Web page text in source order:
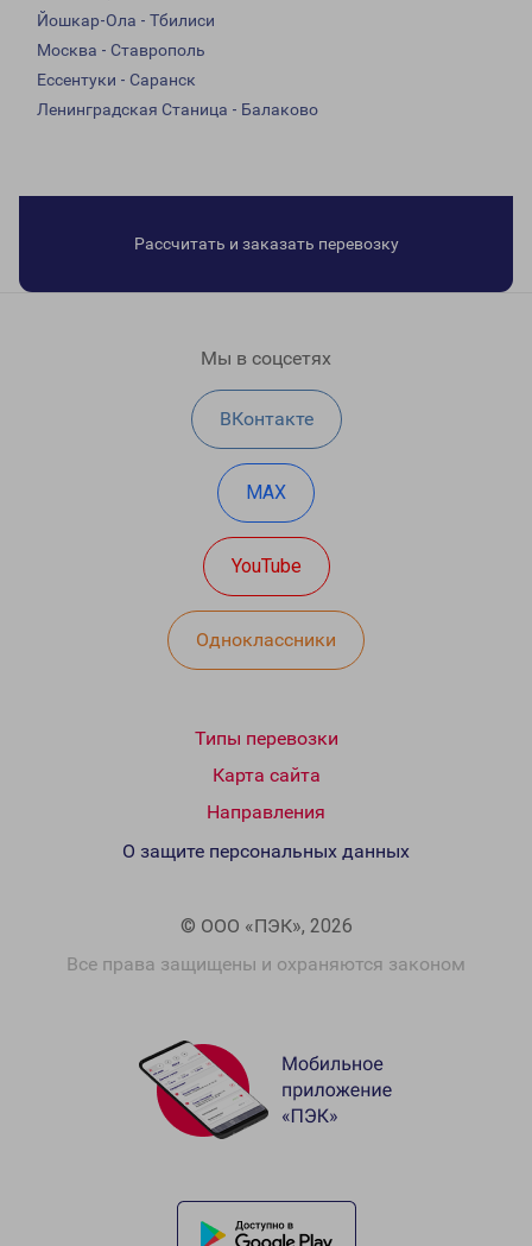
Йошкар-Ола - Тбилиси
Москва - Ставрополь
Ессентуки - Саранск
Ленинградская Станица - Балаково
Рассчитать и заказать перевозку
Мы в соцсетях
ВКонтакте
MAX
YouTube
Одноклассники
Типы перевозки
Карта сайта
Направления
© ООО «ПЭК», 2026
Все права защищены и охраняются законом
О защите персональных данных